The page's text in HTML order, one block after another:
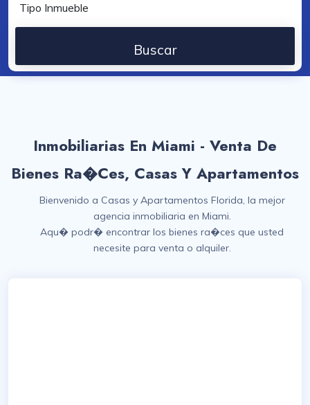
Inmobiliarias En Miami - Venta De
Bienes Ra�ces, Casas Y Apartamentos
Bienvenido a Casas y Apartamentos Florida, la mejor
agencia inmobiliaria en Miami.
Aqu� podr� encontrar los bienes ra�ces que usted
necesite para venta o alquiler.